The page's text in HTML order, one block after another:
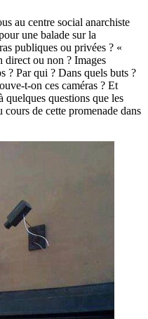
au centre social anarchiste
une balade sur la
publiques ou privées ? «
direct ou non ? Images
? Par qui ? Dans quels buts ?
t-on ces caméras ? Et
quelques questions que les
cours de cette promenade dans